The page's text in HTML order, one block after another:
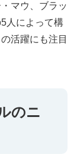
マウ、ブラッ
人によって構
活躍にも注目
のニ